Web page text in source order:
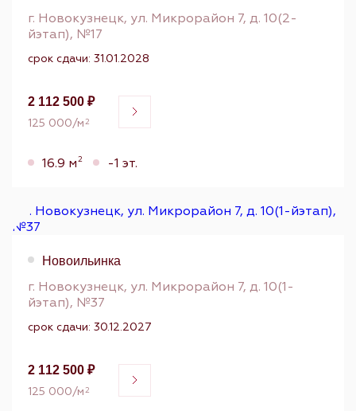
г. Новокузнецк, ул. Микрорайон 7, д. 10(2-
йэтап), №17
срок сдачи: 31.01.2028
2 112 500 ₽
125 000/м2
16.9 м2 -1 эт.
Новоильинка
г. Новокузнецк, ул. Микрорайон 7, д. 10(1-
йэтап), №37
срок сдачи: 30.12.2027
2 112 500 ₽
125 000/м2